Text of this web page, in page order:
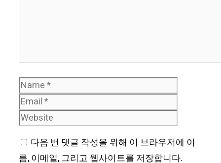
Name
다음 번 댓글 작성을 위해 이 브라우저에 이
름, 이메일, 그리고 웹사이트를 저장합니다.